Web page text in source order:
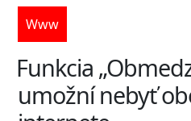
Www
Funkcia
umožní nebyť